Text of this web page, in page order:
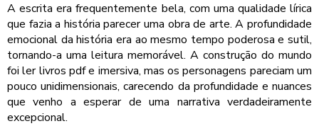
A escrita era frequentemente bela, com uma qualidade lírica
que fazia a história parecer uma obra de arte. A profundidade
emocional da história era ao mesmo tempo poderosa e sutil,
tornando-a uma leitura memorável. A construção do mundo
foi ler livros pdf e imersiva, mas os personagens pareciam um
pouco unidimensionais, carecendo da profundidade e nuances
que venho a esperar de uma narrativa verdadeiramente
excepcional.